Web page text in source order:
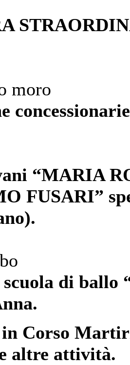
moro
“MARIA
FUSARI”
di ballo
Corso
altre attività.